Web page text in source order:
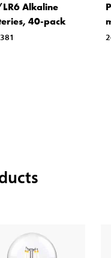
Alkaline
40-pack